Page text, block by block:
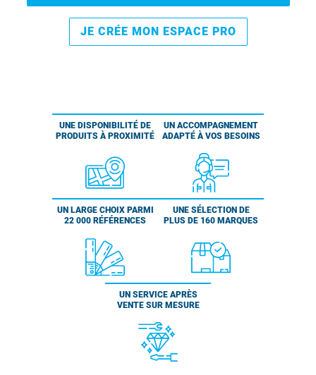
JE CRÉE MON ESPACE PRO
UNE DISPONIBILITÉ DE
PRODUITS À PROXIMITÉ
UN ACCOMPAGNEMENT
ADAPTÉ À VOS BESOINS
UN LARGE CHOIX PARMI
22 000 RÉFÉRENCES
UNE SÉLECTION DE
PLUS DE 160 MARQUES
UN SERVICE APRÈS
VENTE SUR MESURE